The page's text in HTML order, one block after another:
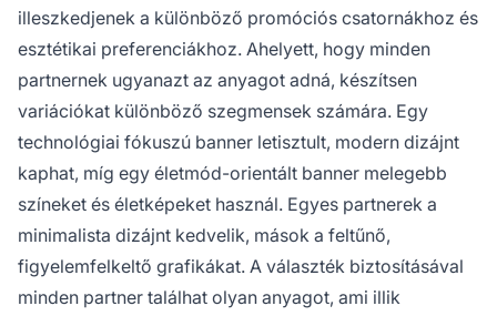
illeszkedjenek a különböző promóciós csatornákhoz és
esztétikai preferenciákhoz. Ahelyett, hogy minden
partnernek ugyanazt az anyagot adná, készítsen
variációkat különböző szegmensek számára. Egy
technológiai fókuszú banner letisztult, modern dizájnt
kaphat, míg egy életmód-orientált banner melegebb
színeket és életképeket használ. Egyes partnerek a
minimalista dizájnt kedvelik, mások a feltűnő,
figyelemfelkeltő grafikákat. A választék biztosításával
minden partner találhat olyan anyagot, ami illik